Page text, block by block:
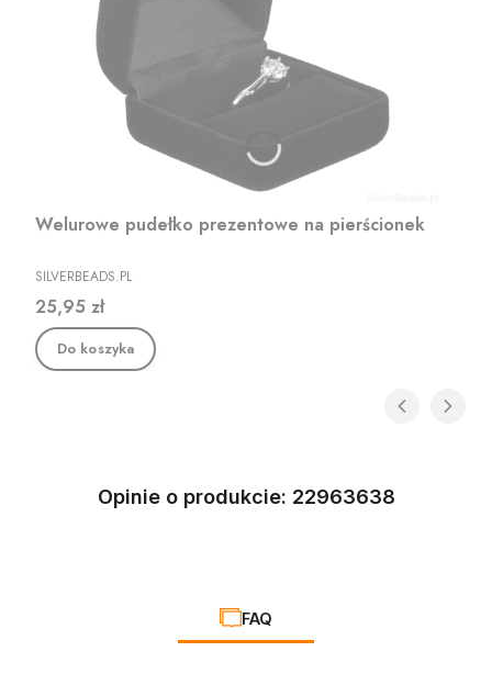
Welurowe pudełko prezentowe na pierścionek
PRODUCENT
SILVERBEADS.PL
Cena
25,95 zł
Do koszyka
Opinie o produkcie: 22963638
FAQ